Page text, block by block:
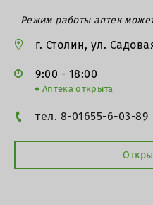
Режим работы аптек
г. Столин, ул.
9:00 - 18:00
Аптека открыта
тел. 8-01655-6-03-89